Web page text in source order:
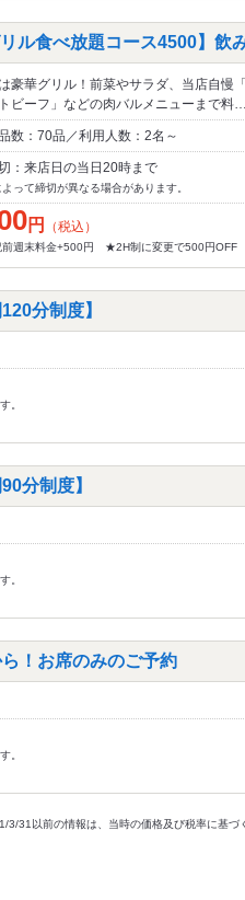
ル食べ放題コース4500】飲
豪華グリル！前菜やサラダ、当店自慢
ビーフ」などの肉バルメニューまで料…
数：70品／利用人数：2名～
：来店日の当日20時まで
って締切が異なる場合があります。
円 （税込）
週末料金+500円 ★2H制に変更で500円OFF
分制度】
。
分制度】
。
！お席のみのご予約
。
31以前の情報は、当時の価格及び税率に基づ